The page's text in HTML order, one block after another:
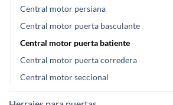
Central motor persiana
Central motor puerta basculante
Central motor puerta batiente
Central motor puerta corredera
Central motor seccional